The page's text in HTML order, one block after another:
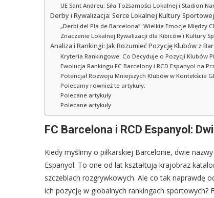
UE Sant Andreu: Siła Tożsamości Lokalnej i Stadion
Derby i Rywalizacja: Serce Lokalnej Kultury Sportowej
„Derbi del Pla de Barcelona”: Wielkie Emocje Między
Znaczenie Lokalnej Rywalizacji dla Kibiców i Kultury
Analiza i Rankingi: Jak Rozumieć Pozycję Klubów z
Kryteria Rankingowe: Co Decyduje o Pozycji Klubów
Ewolucja Rankingu FC Barcelony i RCD Espanyol na
Potencjał Rozwoju Mniejszych Klubów w Kontekście
Polecamy również te artykuły:
Polecane artykuły
Polecane artykuły
FC Barcelona i RCD Espanyol:
Kiedy myślimy o piłkarskiej Barcelonie, dwie
Espanyol. To one od lat kształtują krajobraz
szczeblach rozgrywkowych. Ale co tak naprawdę
ich pozycję w globalnych rankingach sportowych?